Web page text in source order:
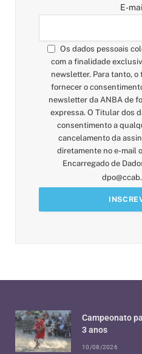
E-
Os dados pessoais
com a finalidade
newsletter. Para tanto,
fornecer o
newsletter da ANBA de
expressa. O Titular dos
consentimento a
cancelamento da
diretamente no e-mail
Encarregado de
Campeonato
3 anos
10/08/2026